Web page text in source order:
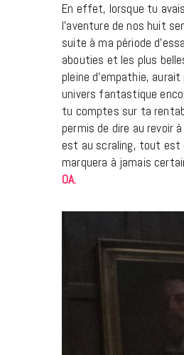
En effet, lorsque tu
l’aventure de nos huit
suite à ma période
abouties et les plus
pleine d’empathie,
univers fantastique
tu comptes sur ta
permis de dire au revoir
est au scraling, tout est
marquera à jamais
OA.